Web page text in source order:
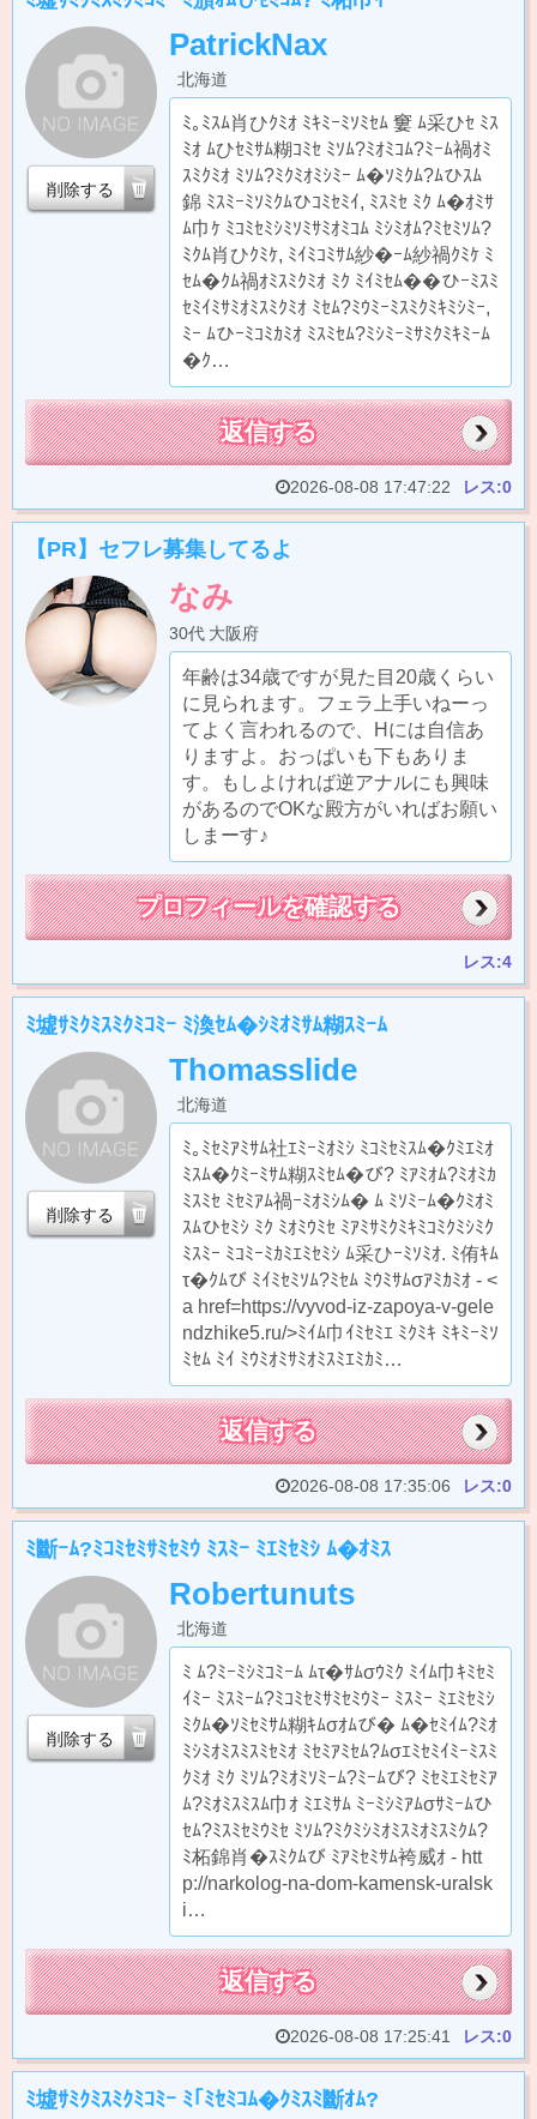
PatrickNax
北海道
ﾐ｡ﾐｽﾑ肖ひｸﾐｵ ﾐｷﾐｰﾐｿﾐｾﾑ 窶 ﾑ采ひｾ ﾐｽ
ﾐｵ ﾑひｾﾐｻﾑ糊ｺﾐｾ ﾐｿﾑ?ﾐｵﾐｺﾑ?ﾐｰﾑ禍ｵﾐ
ｽﾐｸﾐｵ ﾐｿﾑ?ﾐｸﾐｵﾐｼﾐｰ ﾑ�ｿﾐｸﾑ?ﾑひｽﾑ
錦 ﾐｽﾐｰﾐｿﾐｸﾑひｺﾐｾﾐｲ, ﾐｽﾐｾ ﾐｸ ﾑ�ｵﾐｻ
ﾑ巾ｹ ﾐｺﾐｾﾐｼﾐｿﾐｻﾐｵﾐｺﾑ ﾐｼﾐｵﾑ?ﾐｾﾐｿﾑ?
ﾐｸﾑ肖ひｸﾐｹ, ﾐｲﾐｺﾐｻﾑ紗�ｰﾑ紗禍ｸﾐｹ ﾐ
ｾﾑ�ｸﾑ禍ｵﾐｽﾐｸﾐｵ ﾐｸ ﾐｲﾐｾﾑ��ひｰﾐｽﾐ
ｾﾐｲﾐｻﾐｵﾐｽﾐｸﾐｵ ﾐｾﾑ?ﾐｳﾐｰﾐｽﾐｸﾐｷﾐｼﾐｰ,
ﾐｰ ﾑひｰﾐｺﾐｶﾐｵ ﾐｽﾐｾﾑ?ﾐｼﾐｰﾐｻﾐｸﾐｷﾐｰﾑ
�ｸ…
削除する
返信する
2026-08-08 17:47:22 レス:0
【PR】セフレ募集してるよ
なみ
30代 大阪府
年齢は34歳ですが見た目20歳くらい
に見られます。フェラ上手いねーっ
てよく言われるので、Hには自信あ
りますよ。おっぱいも下もありま
す。もしよければ逆アナルにも興味
があるのでOKな殿方がいればお願い
しまーす♪
プロフィールを確認する
レス:4
ﾐ墟ｻﾐｸﾐｽﾐｸﾐｺﾐｰ ﾐ渙ｾﾑ�ｼﾐｵﾐｻﾑ糊ｽﾐｰﾑ
Thomasslide
北海道
ﾐ｡ﾐｾﾐｱﾐｻﾑ社ｴﾐｰﾐｵﾐｼ ﾐｺﾐｾﾐｽﾑ�ｸﾐｴﾐｵ
ﾐｽﾑ�ｸﾐｰﾐｻﾑ糊ｽﾐｾﾑ�び? ﾐｱﾐｵﾑ?ﾐｵﾐｶ
ﾐｽﾐｾ ﾐｾﾐｱﾑ禍ｰﾐｵﾐｼﾑ� ﾑ ﾐｿﾐｰﾑ�ｸﾐｵﾐ
ｽﾑひｾﾐｼ ﾐｸ ﾐｵﾐｳﾐｾ ﾐｱﾐｻﾐｸﾐｷﾐｺﾐｸﾐｼﾐｸ
ﾐｽﾐｰ ﾐｺﾐｰﾐｶﾐｴﾐｾﾐｼ ﾑ采ひｰﾐｿﾐｵ. ﾐ侑ｷﾑ
τ�ｸﾑび ﾐｲﾐｾﾐｿﾑ?ﾐｾﾑ ﾐｳﾐｻﾑσｱﾐｶﾐｵ - <
a href=https://vyvod-iz-zapoya-v-gele
ndzhike5.ru/>ﾐｲﾑ巾ｲﾐｾﾐｴ ﾐｸﾐｷ ﾐｷﾐｰﾐｿ
ﾐｾﾑ ﾐｲ ﾐｳﾐｵﾐｻﾐｵﾐｽﾐｴﾐｶﾐ…
削除する
返信する
2026-08-08 17:35:06 レス:0
ﾐ斷ｰﾑ?ﾐｺﾐｾﾐｻﾐｾﾐｳ ﾐｽﾐｰ ﾐｴﾐｾﾐｼ ﾑ�ｵﾐｽ
Robertunuts
北海道
ﾐ ﾑ?ﾐｰﾐｼﾐｺﾐｰﾑ ﾑτ�ｻﾑσｳﾐｸ ﾐｲﾑ巾ｷﾐｾﾐ
ｲﾐｰ ﾐｽﾐｰﾑ?ﾐｺﾐｾﾐｻﾐｾﾐｳﾐｰ ﾐｽﾐｰ ﾐｴﾐｾﾐｼ
ﾐｸﾑ�ｿﾐｾﾐｻﾑ糊ｷﾑσｵﾑび� ﾑ�ｾﾐｲﾑ?ﾐｵ
ﾐｼﾐｵﾐｽﾐｽﾐｾﾐｵ ﾐｾﾐｱﾐｾﾑ?ﾑσｴﾐｾﾐｲﾐｰﾐｽﾐ
ｸﾐｵ ﾐｸ ﾐｿﾑ?ﾐｵﾐｿﾐｰﾑ?ﾐｰﾑび? ﾐｾﾐｴﾐｾﾐｱ
ﾑ?ﾐｵﾐｽﾐｽﾑ巾ｵ ﾐｴﾐｻﾑ ﾐｰﾐｼﾐｱﾑσｻﾐｰﾑひ
ｾﾑ?ﾐｽﾐｾﾐｳﾐｾ ﾐｿﾑ?ﾐｸﾐｼﾐｵﾐｽﾐｵﾐｽﾐｸﾑ?
ﾐ柘錦肖�ｽﾐｸﾑび ﾐｱﾐｾﾐｻﾑ袴威ｵ - htt
p://narkolog-na-dom-kamensk-uralsk
i…
削除する
返信する
2026-08-08 17:25:41 レス:0
ﾐ墟ｻﾐｸﾐｽﾐｸﾐｺﾐｰ ﾐ｢ﾐｾﾐｺﾑ�ｸﾐｽﾐ斷ｵﾑ?